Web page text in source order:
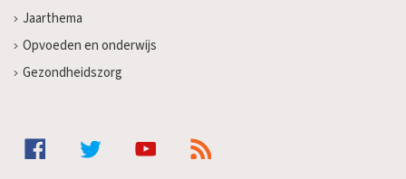
Jaarthema
Opvoeden en onderwijs
Gezondheidszorg